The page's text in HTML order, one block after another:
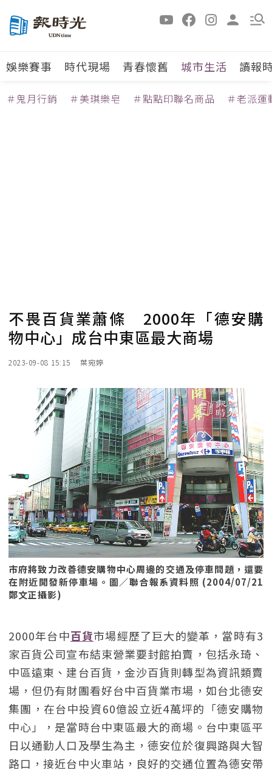
娛樂賽事 時代現場 青春懷舊 城市生活 讀報
＃鬼月行銷 ＃美琪樂皂 ＃點點印聯名商品 ＃老派運
不畏百貨業蕭條 2000年「德安購
物中心」成台中東區最大商場
2023-09-08 15:15 葉宛婷
市府將致力改善德安購物中心周邊的交通及停車問題，還要
在附近開發新停車場。圖／聯合報系資料照 (2004/07/21
鄭文正攝影)
2000年台中百貨市場經歷了巨大的變革，當時有3
家百貨公司宣布結束營業要封館拍賣，包括永琦、
中區遠東、建台百貨，金沙百貨則轉型為資訊類賣
場，但仍有財團看好台中百貨業市場，如台北德安
集團，在台中投資60億設立近4萬坪的「德安購物
中心」，是當時台中東區最大的商場。台中東區平
日以通勤人口及學生為主，德安位於復興路與大智
路口，接近台中火車站，良好的交通位置為德安帶